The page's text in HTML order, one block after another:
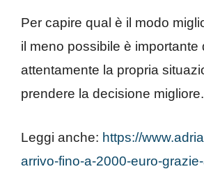
Per capire qual è il modo
il meno possibile è importante
attentamente la propria
prendere la decisione migliore.
Leggi anche: https://
arrivo-fino-a-2000-euro-